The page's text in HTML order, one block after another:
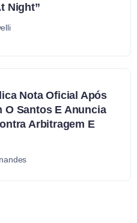
Night”
Nota Oficial Após
O Santos E Anuncia
Arbitragem E